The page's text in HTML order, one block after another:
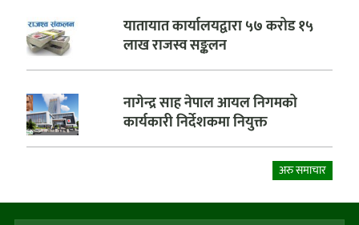
यातायात कार्यालयद्वारा ५७ करोड १५
लाख राजस्व सङ्कलन
नागेन्द्र साह नेपाल आयल निगमको
कार्यकारी निर्देशकमा नियुक्त
अरु समाचार